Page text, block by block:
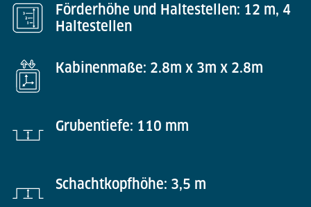
Förderhöhe und Haltestellen: 12 m, 4
Haltestellen
Kabinenmaße: 2.8m x 3m x 2.8m
Grubentiefe: 110 mm
Schachtkopfhöhe: 3,5 m